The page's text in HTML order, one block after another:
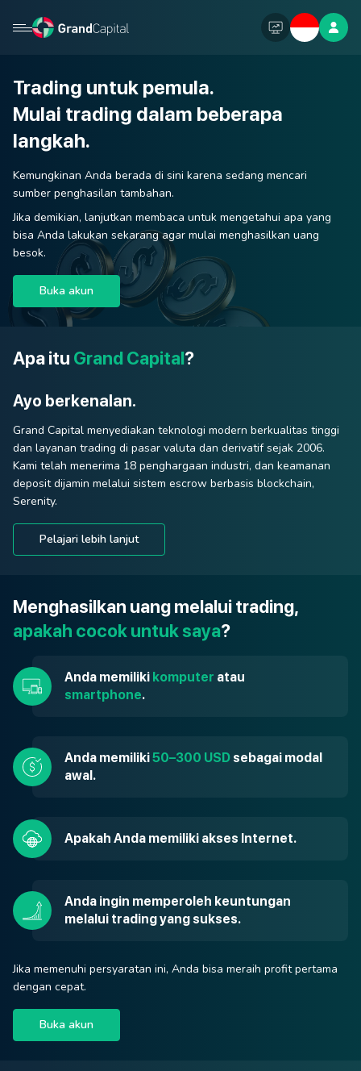
Trading untuk pemula.
Mulai trading dalam beberapa
langkah.
Kemungkinan Anda berada di sini karena sedang mencari
sumber penghasilan tambahan.
Jika demikian, lanjutkan membaca untuk mengetahui apa yang
bisa Anda lakukan sekarang agar mulai menghasilkan uang
besok.
Buka akun
Apa itu Grand Capital?
Ayo berkenalan.
Grand Capital menyediakan teknologi modern berkualitas tinggi
dan layanan trading di pasar valuta dan derivatif sejak 2006.
Kami telah menerima 18 penghargaan industri, dan keamanan
deposit dijamin melalui sistem escrow berbasis blockchain,
Serenity.
Pelajari lebih lanjut
Menghasilkan uang melalui trading,
apakah cocok untuk saya?
Anda memiliki komputer atau
smartphone.
Anda memiliki50–300 USD sebagai modal
awal.
Apakah Anda memiliki akses Internet.
Anda ingin memperoleh keuntungan
melalui trading yang sukses.
Jika memenuhi persyaratan ini, Anda bisa meraih profit pertama
dengan cepat.
Buka akun